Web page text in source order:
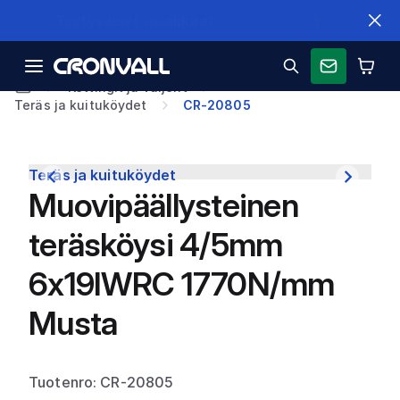
Teräs ja kuituköydet
CR-20805
Teräs ja kuituköydet
Muovipäällysteinen
teräsköysi 4/5mm
6x19IWRC 1770N/mm
Musta
Tuotenro: CR-20805